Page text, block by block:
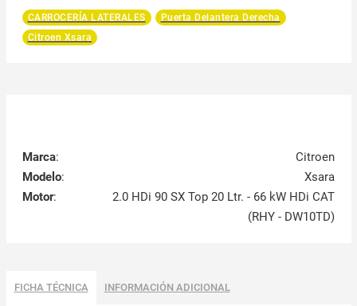
CARROCERÍA LATERALES
Puerta Delantera Derecha
Citroen Xsara
Marca:
Citroen
Modelo:
Xsara
Motor:
2.0 HDi 90 SX Top 20 Ltr. - 66 kW HDi CAT
(RHY - DW10TD)
FICHA TÉCNICA INFORMACIÓN ADICIONAL